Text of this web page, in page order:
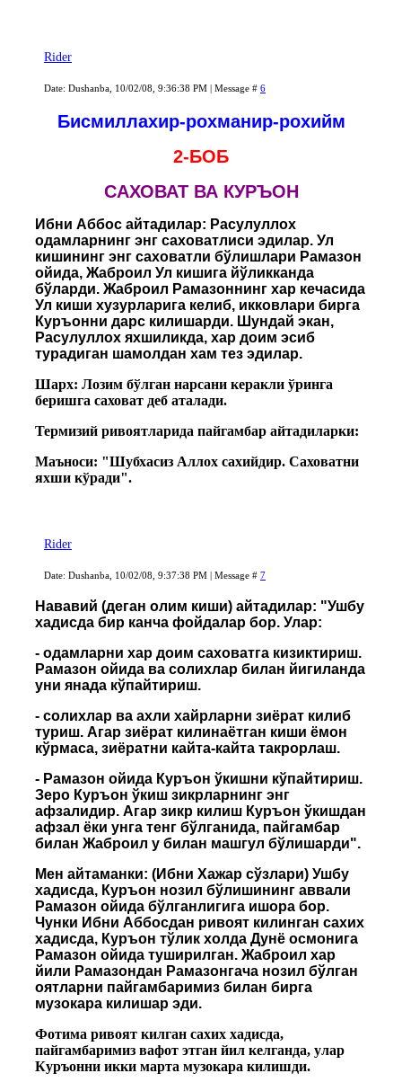
Rider
Date: Dushanba, 10/02/08, 9:36:38 PM | Message # 6
Бисмиллахир-рохманир-рохийм
2-БОБ
САХОВАТ ВА КУРЪОН
Ибни Аббос айтадилар: Расулуллох
одамларнинг энг саховатлиси эдилар. Ул
кишининг энг саховатли бўлишлари Рамазон
ойида, Жаброил Ул кишига йўликканда
бўларди. Жаброил Рамазоннинг хар кечасида
Ул киши хузурларига келиб, икковлари бирга
Куръонни дарс килишарди. Шундай экан,
Расулуллох яхшиликда, хар доим эсиб
турадиган шамолдан хам тез эдилар.
Шарх: Лозим бўлган нарсани керакли ўринга
беришга саховат деб аталади.
Термизий ривоятларида пайгамбар айтадиларки:
Маъноси: "Шубхасиз Аллох сахийдир. Саховатни
яхши кўради".
Rider
Date: Dushanba, 10/02/08, 9:37:38 PM | Message # 7
Нававий (деган олим киши) айтадилар: "Ушбу
хадисда бир канча фойдалар бор. Улар:
- одамларни хар доим саховатга кизиктириш.
Рамазон ойида ва солихлар билан йигиланда
уни янада кўпайтириш.
- солихлар ва ахли хайрларни зиёрат килиб
туриш. Агар зиёрат килинаётган киши ёмон
кўрмаса, зиёратни кайта-кайта такрорлаш.
- Рамазон ойида Куръон ўкишни кўпайтириш.
Зеро Куръон ўкиш зикрларнинг энг
афзалидир. Агар зикр килиш Куръон ўкишдан
афзал ёки унга тенг бўлганида, пайгамбар
билан Жаброил у билан машгул бўлишарди".
Мен айтаманки: (Ибни Хажар сўзлари) Ушбу
хадисда, Куръон нозил бўлишининг аввали
Рамазон ойида бўлганлигига ишора бор.
Чунки Ибни Аббосдан ривоят килинган сахих
хадисда, Куръон тўлик холда Дунё осмонига
Рамазон ойида туширилган. Жаброил хар
йили Рамазондан Рамазонгача нозил бўлган
оятларни пайгамбаримиз билан бирга
музокара килишар эди.
Фотима ривоят килган сахих хадисда,
пайгамбаримиз вафот этган йил келганда, улар
Куръонни икки марта музокара килишди.